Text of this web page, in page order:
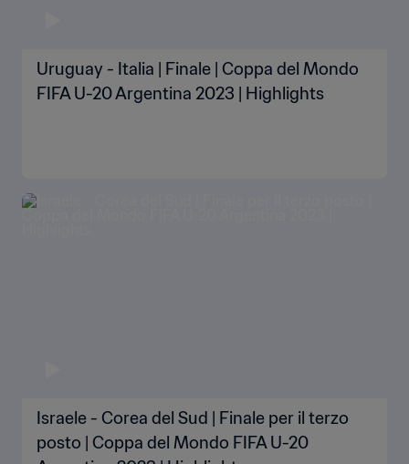
Uruguay - Italia | Finale | Coppa del Mondo
FIFA U-20 Argentina 2023 | Highlights
Israele - Corea del Sud | Finale per il terzo
posto | Coppa del Mondo FIFA U-20